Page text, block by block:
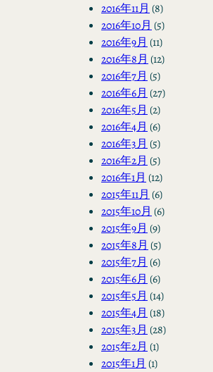
2016年11月 (8)
2016年10月 (5)
2016年9月 (11)
2016年8月 (12)
2016年7月 (5)
2016年6月 (27)
2016年5月 (2)
2016年4月 (6)
2016年3月 (5)
2016年2月 (5)
2016年1月 (12)
2015年11月 (6)
2015年10月 (6)
2015年9月 (9)
2015年8月 (5)
2015年7月 (6)
2015年6月 (6)
2015年5月 (14)
2015年4月 (18)
2015年3月 (28)
2015年2月 (1)
2015年1月 (1)